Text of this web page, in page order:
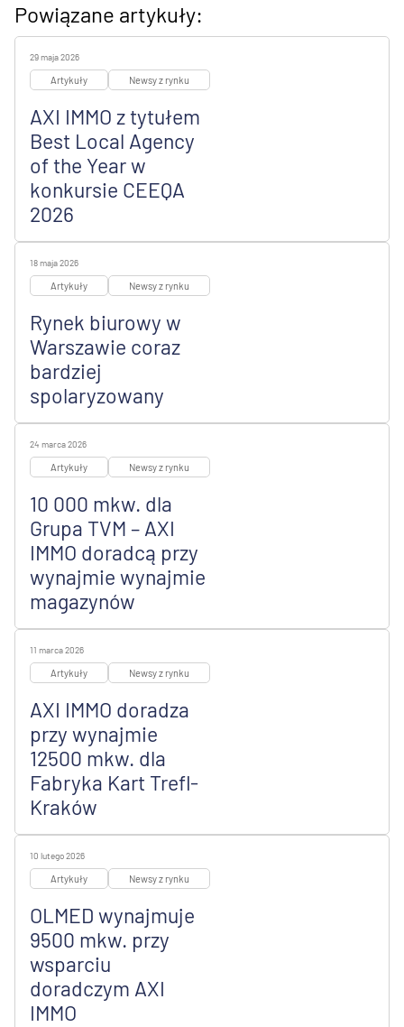
Powiązane artykuły:
29 maja 2026
Artykuły Newsy z rynku
AXI IMMO z tytułem
Best Local Agency
of the Year w
konkursie CEEQA
2026
18 maja 2026
Artykuły Newsy z rynku
Rynek biurowy w
Warszawie coraz
bardziej
spolaryzowany
24 marca 2026
Artykuły Newsy z rynku
10 000 mkw. dla
Grupa TVM – AXI
IMMO doradcą przy
wynajmie wynajmie
magazynów
11 marca 2026
Artykuły Newsy z rynku
AXI IMMO doradza
przy wynajmie
12500 mkw. dla
Fabryka Kart Trefl-
Kraków
10 lutego 2026
Artykuły Newsy z rynku
OLMED wynajmuje
9500 mkw. przy
wsparciu
doradczym AXI
IMMO